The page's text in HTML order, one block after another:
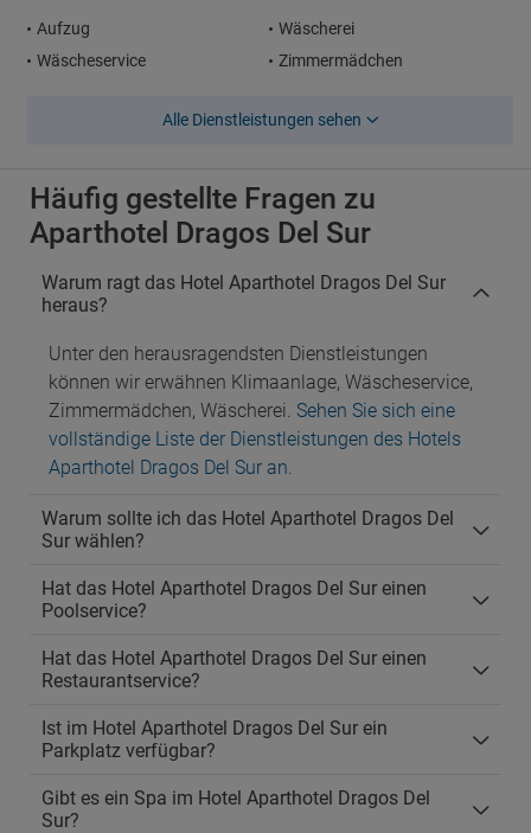
Aufzug
Wäscherei
Wäscheservice
Zimmermädchen
Alle Dienstleistungen sehen
Häufig gestellte Fragen zu
Aparthotel Dragos Del Sur
Warum ragt das Hotel Aparthotel Dragos Del Sur
heraus?
Unter den herausragendsten Dienstleistungen
können wir erwähnen Klimaanlage, Wäscheservice,
Zimmermädchen, Wäscherei. Sehen Sie sich eine
vollständige Liste der Dienstleistungen des Hotels
Aparthotel Dragos Del Sur an.
Warum sollte ich das Hotel Aparthotel Dragos Del
Sur wählen?
Hat das Hotel Aparthotel Dragos Del Sur einen
Poolservice?
Hat das Hotel Aparthotel Dragos Del Sur einen
Restaurantservice?
Ist im Hotel Aparthotel Dragos Del Sur ein
Parkplatz verfügbar?
Gibt es ein Spa im Hotel Aparthotel Dragos Del
Sur?